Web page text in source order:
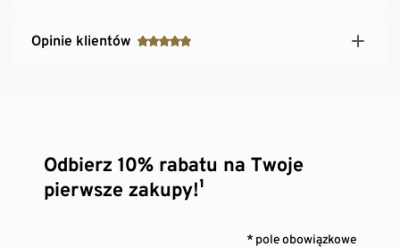
Opinie klientów
Odbierz 10% rabatu na Twoje
pierwsze zakupy!¹
* pole obowiązkowe